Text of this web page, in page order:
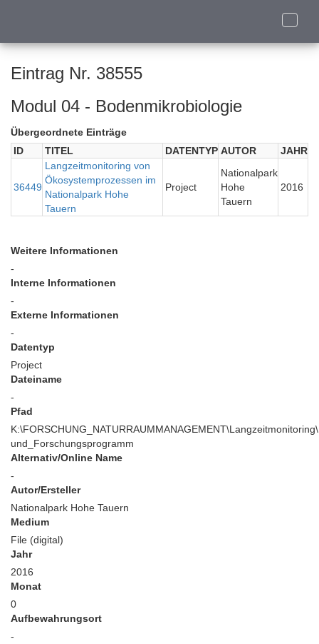
Toggle
Eintrag Nr. 38555
Modul 04 - Bodenmikrobiologie
Übergeordnete Einträge
ID
TITEL DATENTYP AUTOR JAHR
36449
Langzeitmonitoring von
Ökosystemprozessen im
Nationalpark Hohe
Tauern
Project
Nationalpark
Hohe
Tauern
2016
Weitere Informationen
-
Interne Informationen
-
Externe Informationen
-
Datentyp
Project
Dateiname
-
Pfad
und_Forschungsprogramm
Alternativ/Online Name
-
Autor/Ersteller
Nationalpark Hohe Tauern
Medium
File (digital)
Jahr
2016
Monat
0
Aufbewahrungsort
-